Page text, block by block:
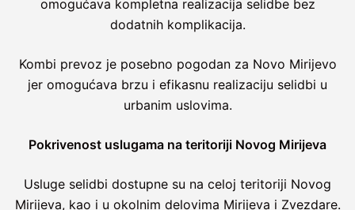
omogućava kompletna realizacija selidbe bez
dodatnih komplikacija.
Kombi prevoz je posebno pogodan za Novo Mirijevo
jer omogućava brzu i efikasnu realizaciju selidbi u
urbanim uslovima.
Pokrivenost uslugama na teritoriji Novog Mirijeva
Usluge selidbi dostupne su na celoj teritoriji Novog
Mirijeva, kao i u okolnim delovima Mirijeva i Zvezdare.